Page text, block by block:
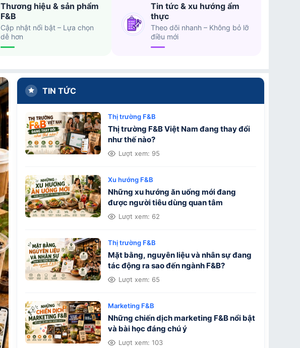
Thương hiệu & sản phẩm
F&B
Cập nhật nổi bật – Lựa chọn
dễ hơn
Tin tức & xu hướng ẩm
thực
Theo dõi nhanh – Không bỏ lỡ
điều mới
TIN TỨC
Thị trường F&B
Thị trường F&B Việt Nam đang thay đổi
như thế nào?
Lượt xem: 95
Xu hướng F&B
Những xu hướng ăn uống mới đang
được người tiêu dùng quan tâm
Lượt xem: 62
Thị trường F&B
Mặt bằng, nguyên liệu và nhân sự đang
tác động ra sao đến ngành F&B?
Lượt xem: 65
Marketing F&B
Những chiến dịch marketing F&B nổi bật
và bài học đáng chú ý
Lượt xem: 103